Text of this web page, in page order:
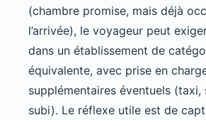
(chambre promise, mais déjà
l’arrivée), le voyageur peut
dans un établissement de
équivalente, avec prise en
supplémentaires éventuels (taxi,
subi). Le réflexe utile est de